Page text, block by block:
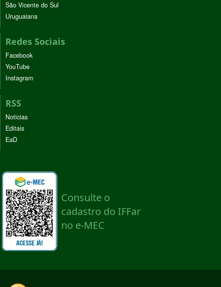
São Vicente do Sul
Uruguaiana
Redes Sociais
Facebook
YouTube
Instagram
RSS
Noticias
Editais
EaD